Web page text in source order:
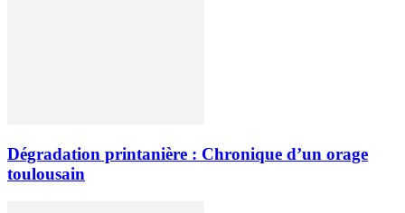
Dégradation printanière : Chronique d’un orage
toulousain